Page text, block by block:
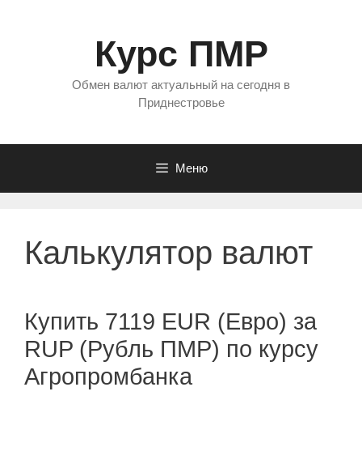
Курс ПМР
Обмен валют актуальный на сегодня в
Приднестровье
Меню
Калькулятор валют
Купить 7119 EUR (Евро) за
RUP (Рубль ПМР) по курсу
Агропромбанка